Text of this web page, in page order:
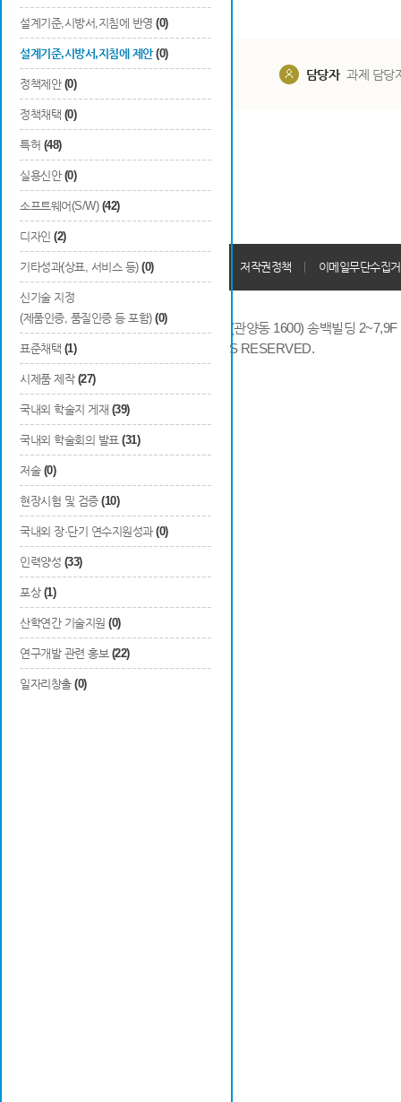
설계기준,시방서,지침에 반영 (0)
설계기준,시방서,지침에 제안 (0)
정책제안 (0)
정책채택 (0)
특허 (48)
실용신안 (0)
소프트웨어(S/W) (42)
디자인 (2)
기타성과(상표, 서비스 등) (0)
신기술 지정
(제품인증, 품질인증 등 포함) (0)
표준채택 (1)
시제품 제작 (27)
국내외 학술지 게재 (39)
국내외 학술회의 발표 (31)
저술 (0)
현장시험 및 검증 (10)
국내외 장·단기 연수지원성과 (0)
인력양성 (33)
포상 (1)
산학연간 기술지원 (0)
연구개발 관련 홍보 (22)
일자리창출 (0)
담당자 과제 담당
개인정보처리방침 회원가입약관 저작권정책 이메일무단수집
14066 경기도 안양시 동안구 시민대로 286 (관양동 1600) 송백빌딩
COPYRIGHTS © 2014 KAIA, ALL RIGHTS RESERVED.